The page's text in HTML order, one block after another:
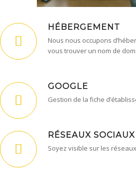
HÉBERGEMENT
Nous nous occupons
vous trouver un nom de
GOOGLE
Gestion de la fiche
RÉSEAUX SOCIAUX
Soyez visible sur les